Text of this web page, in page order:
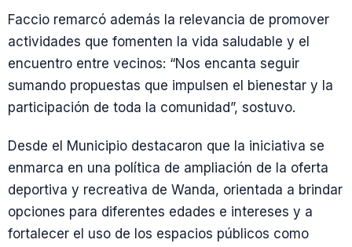
Faccio remarcó además la relevancia de promover
actividades que fomenten la vida saludable y el
encuentro entre vecinos: “Nos encanta seguir
sumando propuestas que impulsen el bienestar y la
participación de toda la comunidad”, sostuvo.
Desde el Municipio destacaron que la iniciativa se
enmarca en una política de ampliación de la oferta
deportiva y recreativa de Wanda, orientada a brindar
opciones para diferentes edades e intereses y a
fortalecer el uso de los espacios públicos como